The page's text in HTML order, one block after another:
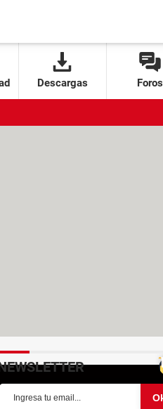
Descargas Foros